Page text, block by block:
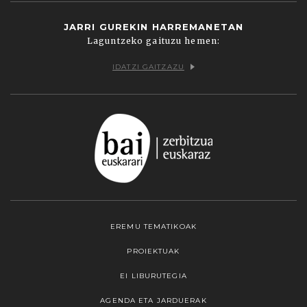
JARRI GUREKIN HARREMANETAN
Laguntzeko gaituzu hemen:
IDATZI GAITZAZU
EREMU TEMATIKOAK
PROIEKTUAK
EI LIBURUTEGIA
AGENDA ETA JARDUERAK